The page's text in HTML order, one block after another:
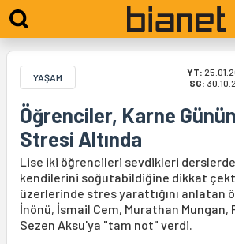
YAŞAM YT:
SG:
Öğrenciler, Karne
Stresi Altında
Lise iki öğrencileri sevdikleri
kendilerini soğutabildiğine dikkat
üzerlerinde stres yarattığını anlatan
İnönü, İsmail Cem, Murathan Mungan,
Sezen Aksu'ya "tam not" verdi.